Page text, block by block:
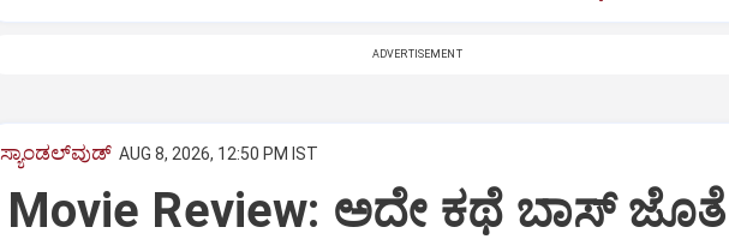
ADVERTISEMENT
ಸ್ಯಾಂಡಲ್‌ವುಡ್‌ AUG 8, 2026, 12:50 PM IST
Movie Review: ಅದೇ ಕಥೆ ಬಾಸ್‌